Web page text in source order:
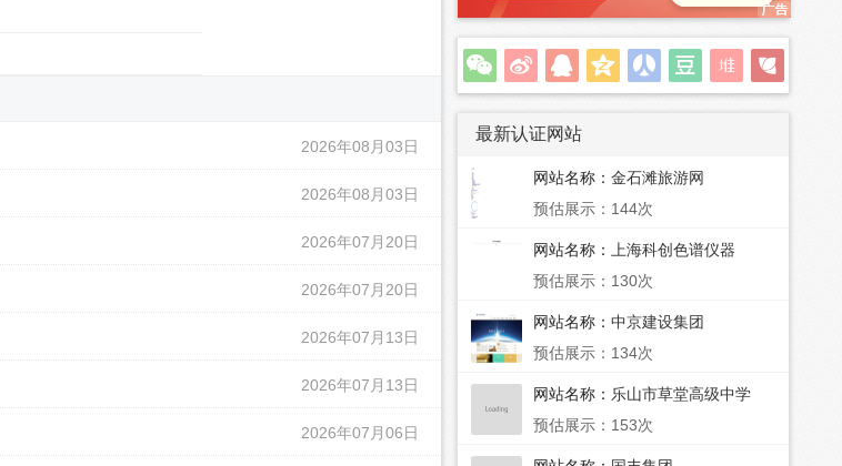
2026年08月03日
2026年08月03日
2026年07月20日
2026年07月20日
2026年07月13日
2026年07月13日
2026年07月06日
最新认证网站
网站名称： 金石滩旅游网
预估展示：144次
网站名称：
上海科创色谱仪器
预估展示：130次
网站名称： 中京建设集团
预估展示：134次
网站名称： 乐山市草堂高级中学
预估展示：153次